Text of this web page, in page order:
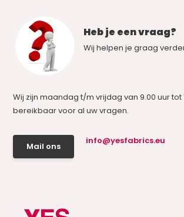
Heb je een vraag?
Wij helpen je graag
Wij zijn maandag t/m vrijdag van 9.00 uur tot
bereikbaar voor al uw vragen.
Mail ons
info@yesfabrics.eu